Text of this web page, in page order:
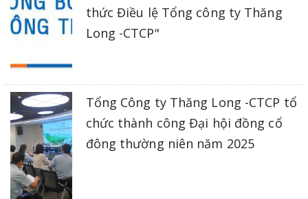
thức Điều lệ Tổng công ty Thăng
Long -CTCP"
Tổng Công ty Thăng Long -CTCP tổ
chức thành công Đại hội đồng cổ
đông thường niên năm 2025